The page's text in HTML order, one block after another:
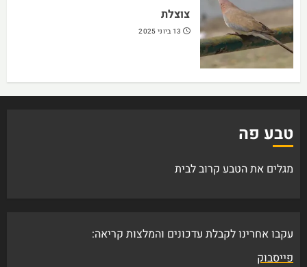
צוצלת
13 ביוני 2025
טבע פה
מגלים את הטבע קרוב לבית
עקבו אחרינו לקבלת עדכונים והמלצות קריאה:
פייסבוק